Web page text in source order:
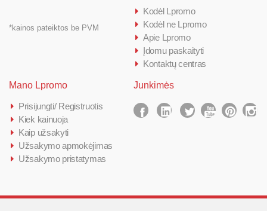
*kainos pateiktos be PVM
Kodėl Lpromo
Kodėl ne Lpromo
Apie Lpromo
Įdomu paskaityti
Kontaktų centras
Mano Lpromo
Prisijungti/ Registruotis
Kiek kainuoja
Kaip užsakyti
Užsakymo apmokėjimas
Užsakymo pristatymas
Junkimės